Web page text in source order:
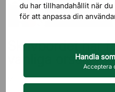
du har tillhandahållit när
för att anpassa din
Handla
Acceptera
Skrivbordet har
vanliga orsaker
Moderna arbetsplatser ställer